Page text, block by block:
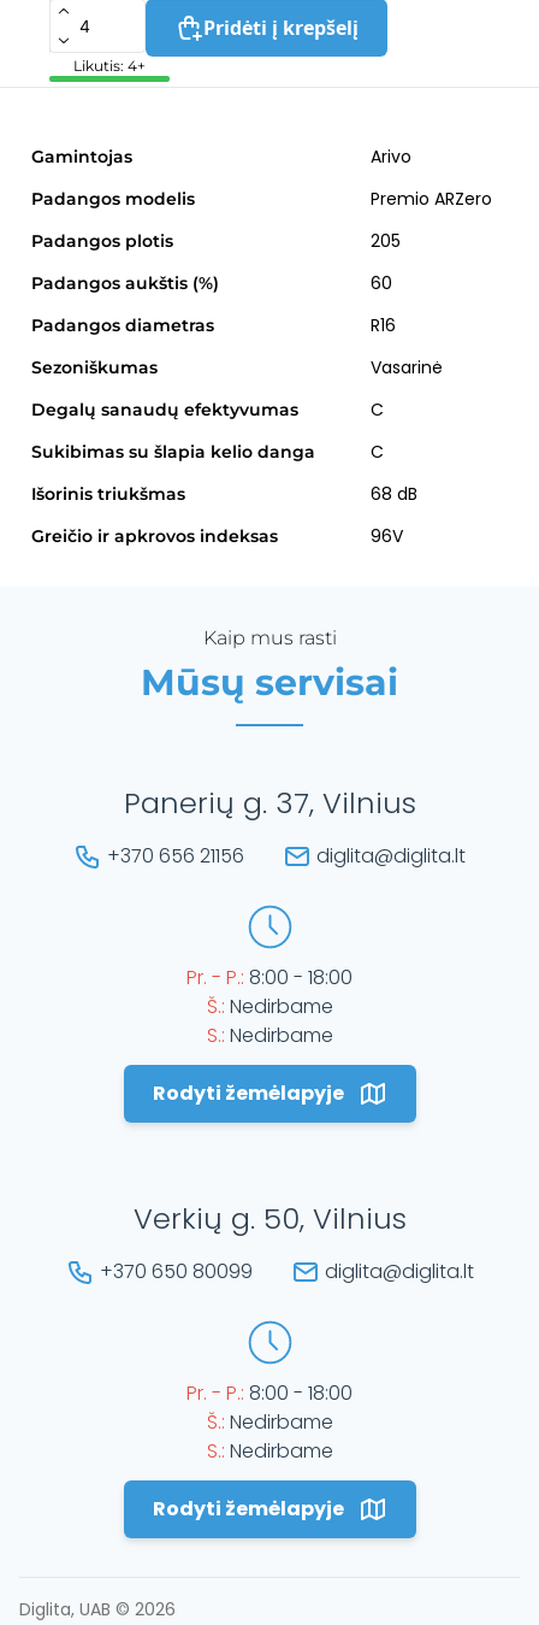
Pridėti į krepšelį
Likutis: 4+
Gamintojas Arivo
Padangos modelis Premio ARZero
Padangos plotis 205
Padangos aukštis (%) 60
Padangos diametras R16
Sezoniškumas Vasarinė
Degalų sanaudų efektyvumas C
Sukibimas su šlapia kelio danga C
Išorinis triukšmas 68 dB
Greičio ir apkrovos indeksas 96V
Kaip mus rasti
Mūsų servisai
Panerių g. 37, Vilnius
+370 656 21156 diglita@diglita.lt
Pr. - P.: 8:00 - 18:00
Š.: Nedirbame
S.: Nedirbame
Rodyti žemėlapyje
Verkių g. 50, Vilnius
+370 650 80099 diglita@diglita.lt
Pr. - P.: 8:00 - 18:00
Š.: Nedirbame
S.: Nedirbame
Rodyti žemėlapyje
Diglita, UAB © 2026